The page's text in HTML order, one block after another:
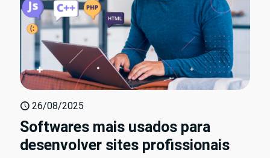
26/08/2025
Softwares mais usados para
desenvolver sites profissionais